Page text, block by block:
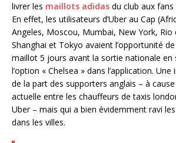
livrer les maillots adidas du club aux
En effet, les utilisateurs d’Uber au Cap
Angeles, Moscou, Mumbai, New York, Rio
Shanghai et Tokyo avaient l’opportunité
maillot 5 jours avant la sortie nationale en
l’option « Chelsea » dans l’application.
de la part des supporters anglais – à
actuelle entre les chauffeurs de taxis
Uber – mais qui a bien évidemment ravi
dans les villes.